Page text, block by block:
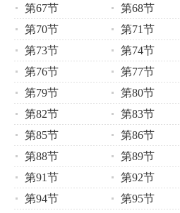
第67节
第68节
第70节
第71节
第73节
第74节
第76节
第77节
第79节
第80节
第82节
第83节
第85节
第86节
第88节
第89节
第91节
第92节
第94节
第95节